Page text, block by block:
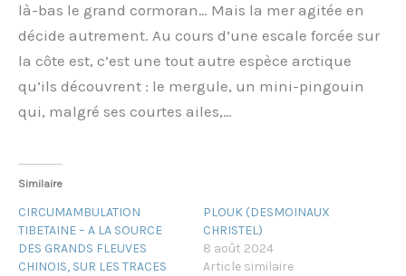
là-bas le grand cormoran… Mais la mer agitée en
décide autrement. Au cours d’une escale forcée sur
la côte est, c’est une tout autre espèce arctique
qu’ils découvrent : le mergule, un mini-pingouin
qui, malgré ses courtes ailes,…
Similaire
CIRCUMAMBULATION
TIBETAINE – A LA SOURCE
DES GRANDS FLEUVES
CHINOIS, SUR LES TRACES
PLOUK (DESMOINAUX
CHRISTEL)
8 août 2024
Article similaire